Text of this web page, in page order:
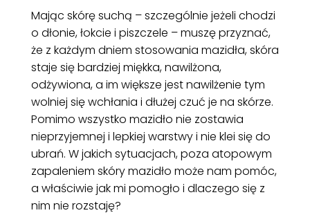
Mając skórę suchą – szczególnie jeżeli chodzi
o dłonie, łokcie i piszczele – muszę przyznać,
że z każdym dniem stosowania mazidła, skóra
staje się bardziej miękka, nawilżona,
odżywiona, a im większe jest nawilżenie tym
wolniej się wchłania i dłużej czuć je na skórze.
Pomimo wszystko mazidło nie zostawia
nieprzyjemnej i lepkiej warstwy i nie klei się do
ubrań. W jakich sytuacjach, poza atopowym
zapaleniem skóry mazidło może nam pomóc,
a właściwie jak mi pomogło i dlaczego się z
nim nie rozstaję?